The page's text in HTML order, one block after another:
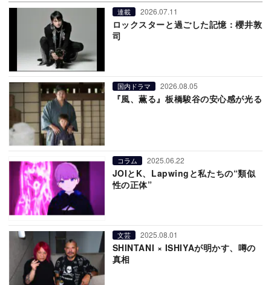
連載 2026.07.11
ロックスターと過ごした記憶：櫻井敦
司
国内ドラマ 2026.08.05
『風、薫る』板橋駿谷の安心感が光る
コラム 2025.06.22
JOIとK、Lapwingと私たちの“類似
性の正体”
文芸 2025.08.01
SHINTANI × ISHIYAが明かす、噂の
真相